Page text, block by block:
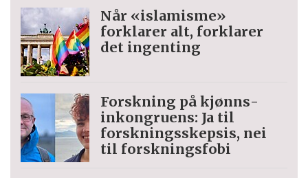
rundt både digitale og fysiske tjenester,
og slik sett vurderer tjenestetilbudet
som en helhet.
Når «islamisme»
forklarer alt, forklarer
det ingenting
Forskning på kjønns­
inkongruens: Ja til
forskningsskepsis, nei
til forskningsfobi